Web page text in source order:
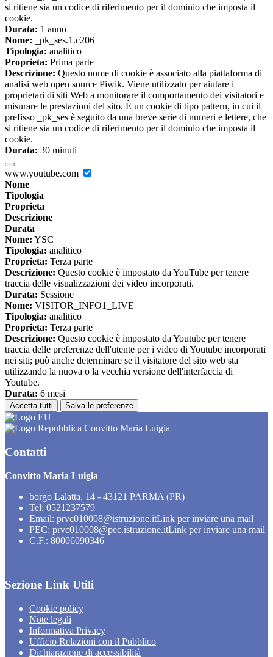
si ritiene sia un codice di riferimento per il dominio che imposta il
cookie.
Durata: 1 anno
Nome: _pk_ses.1.c206
Tipologia: analitico
Proprieta: Prima parte
Descrizione: Questo nome di cookie è associato alla piattaforma di
analisi web open source Piwik. Viene utilizzato per aiutare i
proprietari di siti Web a monitorare il comportamento dei visitatori e
misurare le prestazioni del sito. È un cookie di tipo pattern, in cui il
prefisso _pk_ses è seguito da una breve serie di numeri e lettere, che
si ritiene sia un codice di riferimento per il dominio che imposta il
cookie.
Durata: 30 minuti
www.youtube.com
Nome
Tipologia
Proprieta
Descrizione
Durata
Nome: YSC
Tipologia: analitico
Proprieta: Terza parte
Descrizione: Questo cookie è impostato da YouTube per tenere
traccia delle visualizzazioni dei video incorporati.
Durata: Sessione
Nome: VISITOR_INFO1_LIVE
Tipologia: analitico
Proprieta: Terza parte
Descrizione: Questo cookie è impostato da Youtube per tenere
traccia delle preferenze dell'utente per i video di Youtube incorporati
nei siti; può anche determinare se il visitatore del sito web sta
utilizzando la nuova o la vecchia versione dell'interfaccia di
Youtube.
Durata: 6 mesi
Accetta tutti Salva le preferenze
Convitto Maria Luigia
Contatti
Convitto Maria Luigia
borgo Lalatta, 14 - 43121 PARMA (PR)
Tel: 0521237579
Email: prvc010008@istruzione.itLink per inviare una mail
PEC: prvc010008@pec.istruzione.itLink per inviare una mail
C.F.: 80006090346
Sezione Link Utili
Cookie policy
Note legali
Informativa Privacy
Ufficio Relazioni con il Pubblico
Dichiarazione di accessibilità